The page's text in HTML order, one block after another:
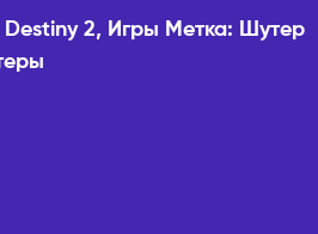
Destiny 2, Игры Метка: Шутер